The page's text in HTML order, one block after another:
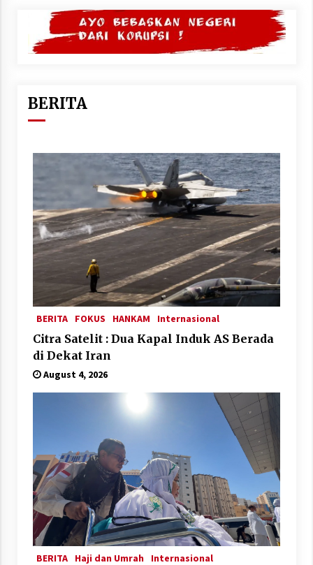
BERITA
BERITA FOKUS HANKAM Internasional
Citra Satelit : Dua Kapal Induk AS Berada
di Dekat Iran
August 4, 2026
BERITA Haji dan Umrah Internasional